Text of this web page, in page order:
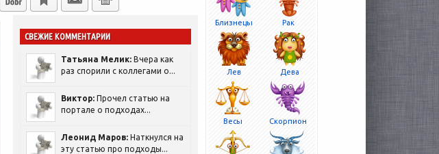
СВЕЖИЕ КОММЕНТАРИИ
Татьяна Мелик: Вчера как
раз спорили с коллегами о...
Виктор: Прочел статью на
портале о подходах...
Леонид Маров: Наткнулся на
эту статью про подходы...
Близнецы Рак
Лев Дева
Весы Скорпион